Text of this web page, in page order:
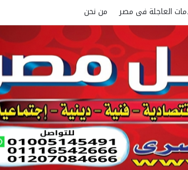
العاجلة فى مصر من نحن